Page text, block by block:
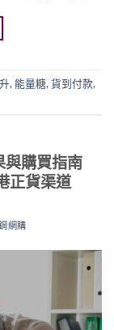
, 能量糖, 貨到付款,
與購買指南
正貨渠道
網購